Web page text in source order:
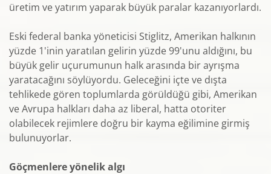
üretim ve yatırım yaparak büyük paralar kazanıyorlardı.
Eski federal banka yöneticisi Stiglitz, Amerikan halkının
yüzde 1'inin yaratılan gelirin yüzde 99'unu aldığını, bu
büyük gelir uçurumunun halk arasında bir ayrışma
yaratacağını söylüyordu. Geleceğini içte ve dışta
tehlikede gören toplumlarda görüldüğü gibi, Amerikan
ve Avrupa halkları daha az liberal, hatta otoriter
olabilecek rejimlere doğru bir kayma eğilimine girmiş
bulunuyorlar.
Göçmenlere yönelik algı